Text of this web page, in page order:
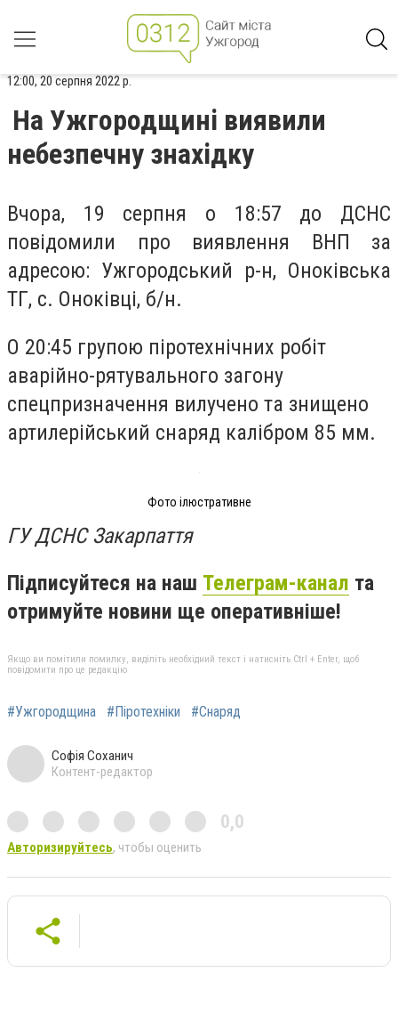
12:00, 20 серпня 2022 р.
На Ужгородщині виявили
небезпечну знахідку
Вчора, 19 серпня о 18:57 до ДСНС
повідомили про виявлення ВНП за
адресою: Ужгородський р-н, Оноківська
ТГ, с. Оноківці, б/н.
О 20:45 групою піротехнічних робіт
аварійно-рятувального загону
спецпризначення вилучено та знищено
артилерійський снаряд калібром 85 мм.
Фото ілюстративне
ГУ ДСНС Закарпаття
Підписуйтеся на наш Телеграм-канал та
отримуйте новини ще оперативніше!
Якщо ви помітили помилку, виділіть необхідний текст і натисніть Ctrl + Enter, щоб
повідомити про це редакцію
#Ужгородщина #Піротехніки #Снаряд
Софія Соханич
Контент-редактор
0,0
Авторизируйтесь, чтобы оценить